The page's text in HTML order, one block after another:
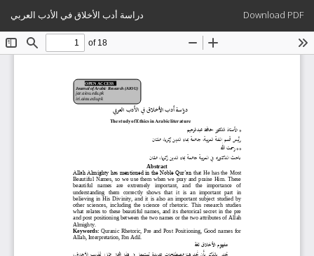
Article
Details
دراسة أدب الأخلاق في الأدب العربي Download
Download PDF